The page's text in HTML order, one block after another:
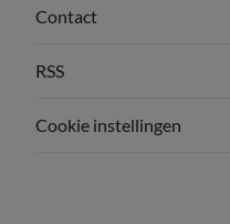
Contact
RSS
Cookie instellingen